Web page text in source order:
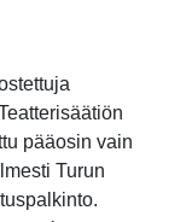
pääosin vain
Turun